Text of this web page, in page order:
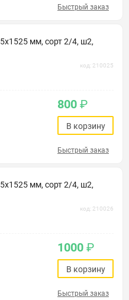
Быстрый заказ
мм, сорт 2/4, ш2,
код: 210025
800 ₽
В корзину
Быстрый заказ
мм, сорт 2/4, ш2,
код: 210026
1000 ₽
В корзину
Быстрый заказ